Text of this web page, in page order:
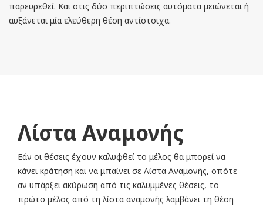
παρευρεθεί. Και στις δύο περιπτώσεις αυτόματα μειώνεται ή
αυξάνεται μία ελεύθερη θέση αντίστοιχα.
Λίστα Αναμονής
Εάν οι θέσεις έχουν καλυφθεί το μέλος θα μπορεί να
κάνει κράτηση και να μπαίνει σε Λίστα Αναμονής, οπότε
αν υπάρξει ακύρωση από τις καλυμμένες θέσεις, το
πρώτο μέλος από τη λίστα αναμονής λαμβάνει τη θέση